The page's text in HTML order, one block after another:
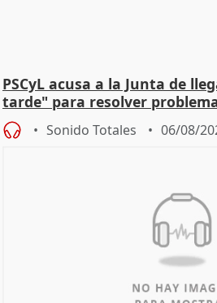
PSCyL acusa a la Junta de
tarde" para resolver
Sonido Totales 06/08/